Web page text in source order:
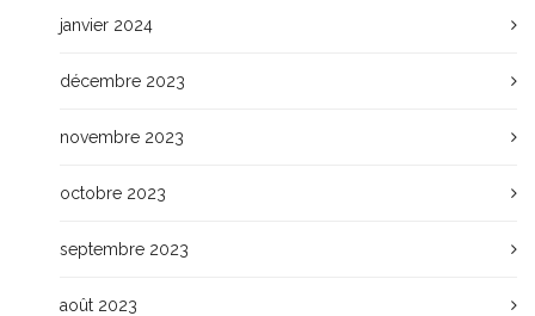
janvier 2024
décembre 2023
novembre 2023
octobre 2023
septembre 2023
août 2023